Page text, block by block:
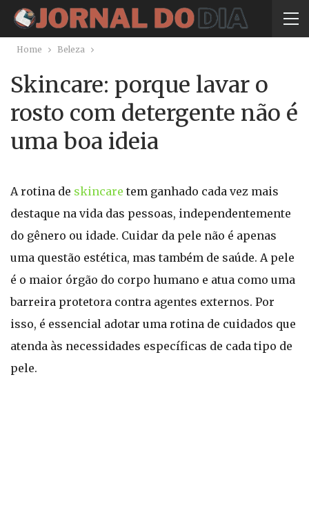
Home Beleza
Skincare: porque lavar o
rosto com detergente não é
uma boa ideia
A rotina de skincare tem ganhado cada vez mais
destaque na vida das pessoas, independentemente
do gênero ou idade. Cuidar da pele não é apenas
uma questão estética, mas também de saúde. A pele
é o maior órgão do corpo humano e atua como uma
barreira protetora contra agentes externos. Por
isso, é essencial adotar uma rotina de cuidados que
atenda às necessidades específicas de cada tipo de
pele.